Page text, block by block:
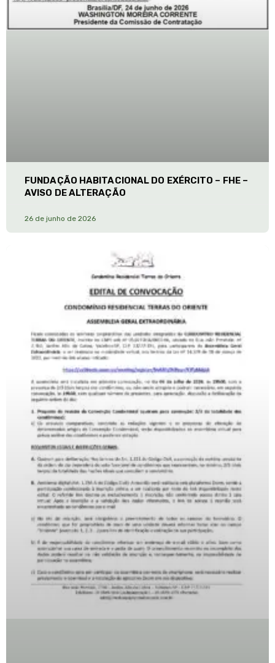
FUNDAÇÃO HABITACIONAL DO EXÉRCITO – FHE –
AVISO DE ALTERAÇÃO
26 de junho de 2026